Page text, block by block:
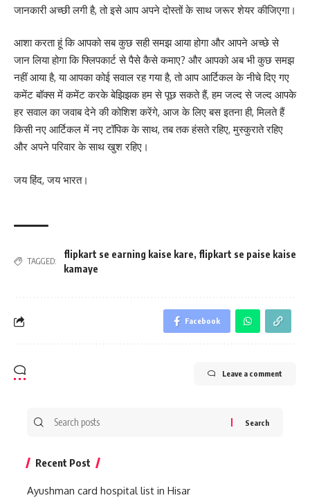
जानकारी अच्छी लगी है, तो इसे आप अपने दोस्तों के साथ जरूर शेयर कीजिएगा।
आशा करता हूं कि आपको सब कुछ सही समझ आया होगा और आपने अच्छे से
जान लिया होगा कि फ्लिपकार्ट से पैसे कैसे कमाए? और आपको अब भी कुछ समझ
नहीं आया है, या आपका कोई सवाल रह गया है, तो आप आर्टिकल के नीचे दिए गए
कमेंट बॉक्स में कमेंट करके बेझिझक हम से पूछ सकते हैं, हम जल्द से जल्द आपके
हर सवाल का जवाब देने की कोशिश करेंगे, आज के लिए बस इतना ही, मिलते हैं
किसी नए आर्टिकल में नए टॉपिक के साथ, तब तक हंसते रहिए, मुस्कुराते रहिए
और अपने परिवार के साथ खुश रहिए।
जय हिंद, जय भारत।
TAGGED:
flipkart se earning kaise kare, flipkart se paise kaise
kamaye
Facebook
Leave a comment
Search
Recent Post
Ayushman card hospital list in Hisar